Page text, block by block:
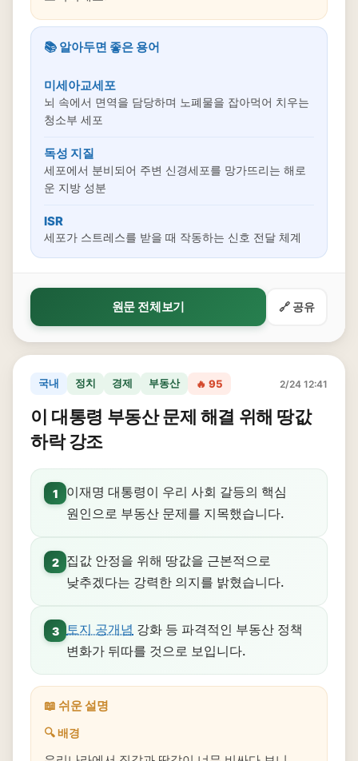
📚 알아두면 좋은 용어
미세아교세포
뇌 속에서 면역을 담당하며 노폐물을 잡아먹어 치우는
청소부 세포
독성 지질
세포에서 분비되어 주변 신경세포를 망가뜨리는 해로
운 지방 성분
ISR
세포가 스트레스를 받을 때 작동하는 신호 전달 체계
원문 전체보기 🔗 공유
국내 정치 경제 부동산 🔥 95 2/24 12:41
이 대통령 부동산 문제 해결 위해 땅값
하락 강조
1
이재명 대통령이 우리 사회 갈등의 핵심
원인으로 부동산 문제를 지목했습니다.
2
집값 안정을 위해 땅값을 근본적으로
낮추겠다는 강력한 의지를 밝혔습니다.
3 토지 공개념 강화 등 파격적인 부동산 정책
변화가 뒤따를 것으로 보입니다.
📖 쉬운 설명
🔍 배경